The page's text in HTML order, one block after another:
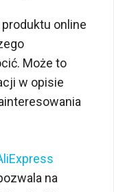
online
Może to
w opisie
na